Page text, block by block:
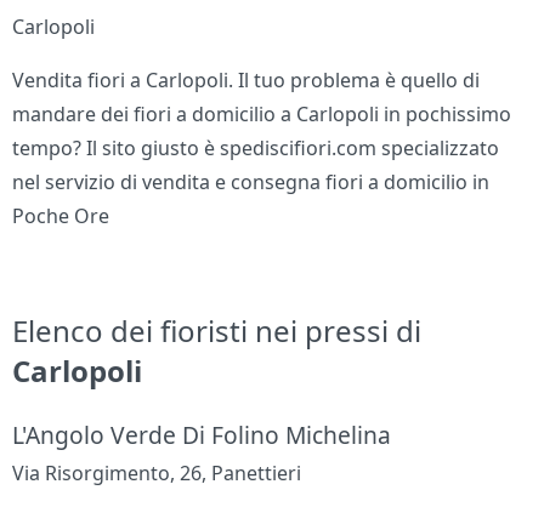
Carlopoli
Vendita fiori a Carlopoli. Il tuo problema è quello di
mandare dei fiori a domicilio a Carlopoli in pochissimo
tempo? Il sito giusto è spediscifiori.com specializzato
nel servizio di vendita e consegna fiori a domicilio in
Poche Ore
Elenco dei fioristi nei pressi di
Carlopoli
L'Angolo Verde Di Folino Michelina
Via Risorgimento, 26, Panettieri